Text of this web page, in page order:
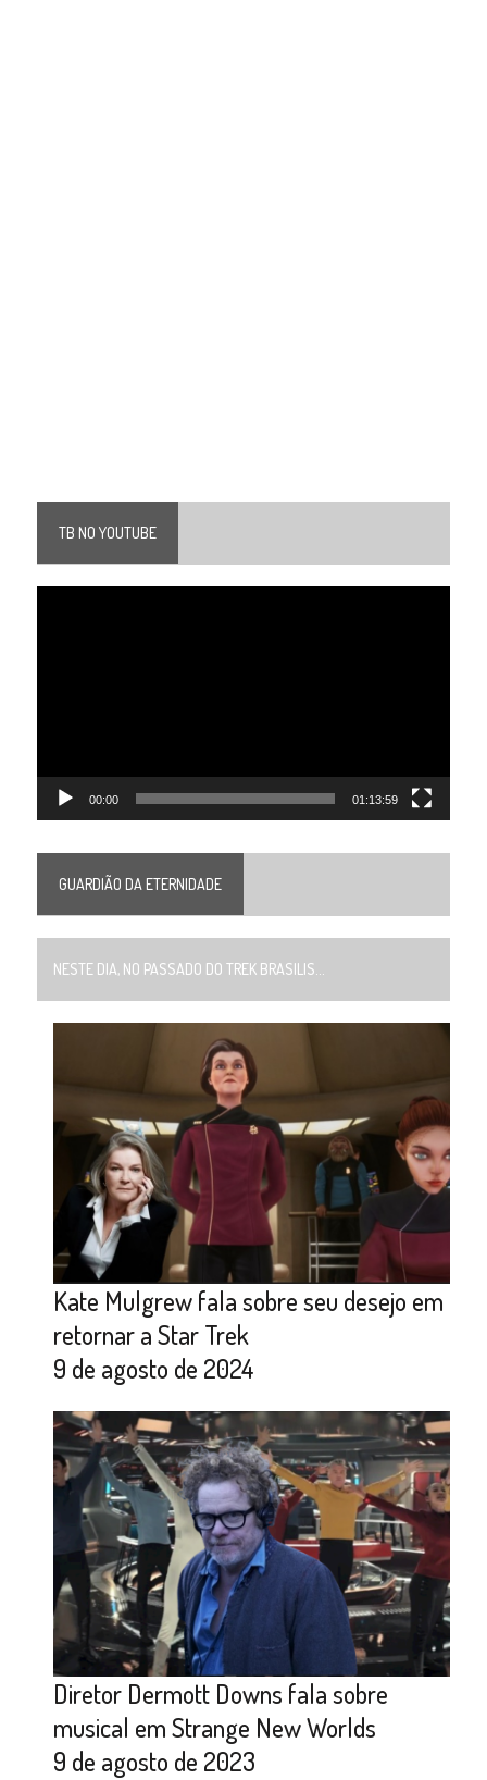
TB NO YOUTUBE
00:00 01:13:59
GUARDIÃO DA ETERNIDADE
NESTE DIA, NO PASSADO DO TREK BRASILIS...
Kate Mulgrew fala sobre seu desejo em
retornar a Star Trek
9 de agosto de 2024
Diretor Dermott Downs fala sobre
musical em Strange New Worlds
9 de agosto de 2023